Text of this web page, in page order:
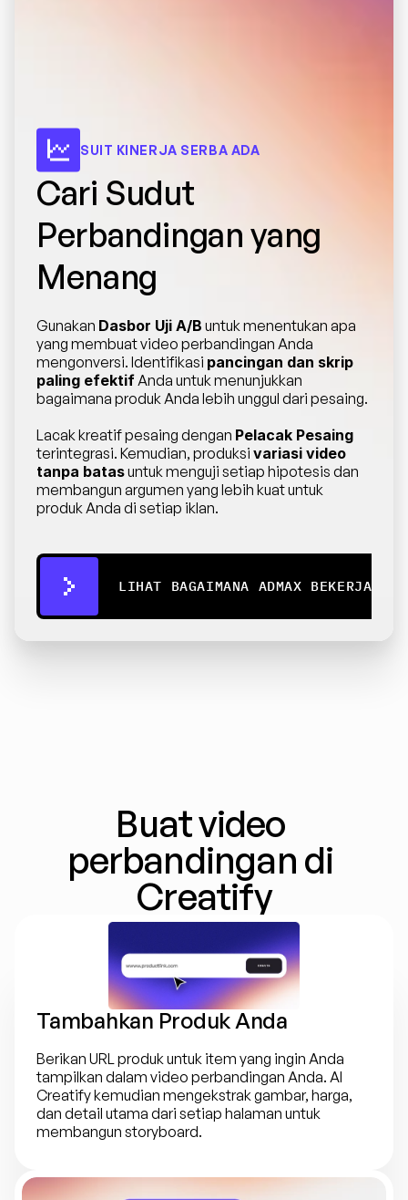
SUIT KINERJA SERBA ADA
Cari Sudut
Perbandingan yang
Menang
Gunakan Dasbor Uji A/B untuk menentukan apa
yang membuat video perbandingan Anda
mengonversi. Identifikasi pancingan dan skrip
paling efektif Anda untuk menunjukkan
bagaimana produk Anda lebih unggul dari pesaing.
Lacak kreatif pesaing dengan Pelacak Pesaing
terintegrasi. Kemudian, produksi variasi video
tanpa batas untuk menguji setiap hipotesis dan
membangun argumen yang lebih kuat untuk
produk Anda di setiap iklan.
LIHAT BAGAIMANA ADMAX BEKERJA
Buat video
perbandingan di
Creatify
Tambahkan Produk Anda
Berikan URL produk untuk item yang ingin Anda
tampilkan dalam video perbandingan Anda. AI
Creatify kemudian mengekstrak gambar, harga,
dan detail utama dari setiap halaman untuk
membangun storyboard.